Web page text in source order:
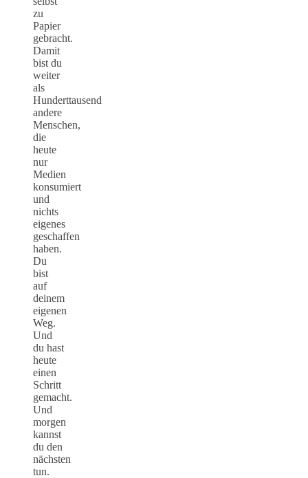
zu
Papier
gebracht.
Damit
bist du
weiter
als
Hunderttausend
andere
Menschen,
die
heute
nur
Medien
konsumiert
und
nichts
eigenes
geschaffen
haben.
Du
bist
auf
deinem
eigenen
Weg.
Und
du hast
heute
einen
Schritt
gemacht.
Und
morgen
kannst
du den
nächsten
tun.